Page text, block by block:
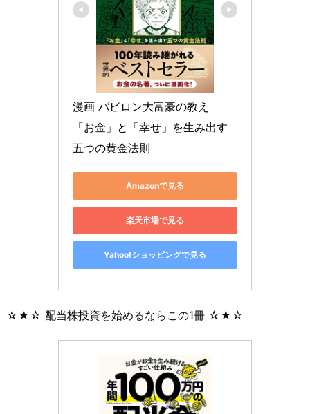
漫画 バビロン大富豪の教え
「お金」と「幸せ」を生み出す
五つの黄金法則
Amazonで見る
楽天市場で見る
Yahoo!ショッピングで見る
☆★☆ 配当株投資を始めるならこの1冊 ☆★☆